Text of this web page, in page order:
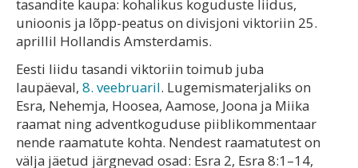
tasandite kaupa: kohalikus koguduste liidus,
unioonis ja lõpp-peatus on divisjoni viktoriin 25.
aprillil Hollandis Amsterdamis.
Eesti liidu tasandi viktoriin toimub juba
laupäeval, 8. veebruaril. Lugemismaterjaliks on
Esra, Nehemja, Hoosea, Aamose, Joona ja Miika
raamat ning adventkoguduse piiblikommentaar
nende raamatute kohta. Nendest raamatutest on
välja jäetud järgnevad osad: Esra 2, Esra 8:1–14,